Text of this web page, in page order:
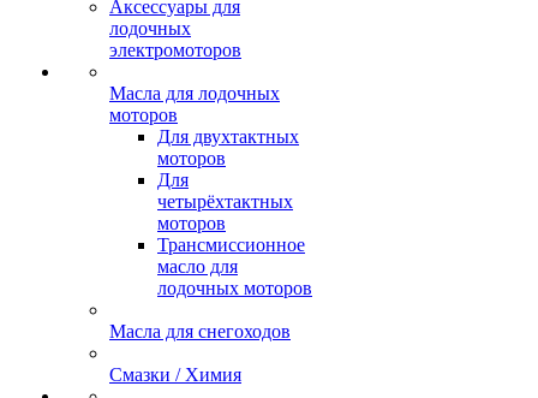
Аксессуары для
лодочных
электромоторов
Масла для лодочных
моторов
Для двухтактных
моторов
Для
четырёхтактных
моторов
Трансмиссионное
масло для
лодочных моторов
Масла для снегоходов
Смазки / Химия